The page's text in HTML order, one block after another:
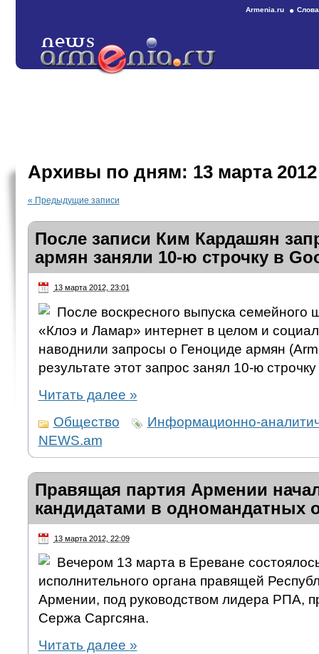
Armenia.ru
Архивы по дням: 13 марта 2012
« Предыдущие записи
После записи Ким Кардашян
армян заняли 10-ю строчку в
13 марта 2012, 23:01
После воскресного выпуска семейного
«Клоэ и Ламар» интернет в целом и
наводнили запросы о Геноциде армян
результате этот запрос занял 10-ю
Читать далее »
Общество
Информационно-
NEWS.am
Правящая партия Армении
кандидатами в одномандатных
13 марта 2012, 22:09
Вечером 13 марта в Ереване
исполнительного органа правящей
Армении, под руководством лидера РПА,
Сержа Саргсяна.
Читать далее »